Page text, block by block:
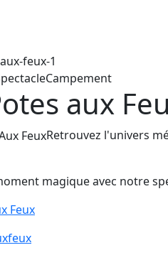
Campement
aux
Retrouvez l'univers
magique avec notre
Feux